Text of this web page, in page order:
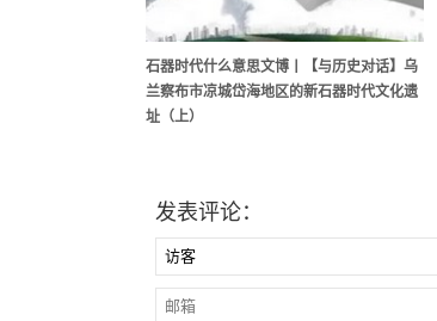
石器时代什么意思文博丨【与历史对话】乌
兰察布市凉城岱海地区的新石器时代文化遗
址（上）
发表评论：